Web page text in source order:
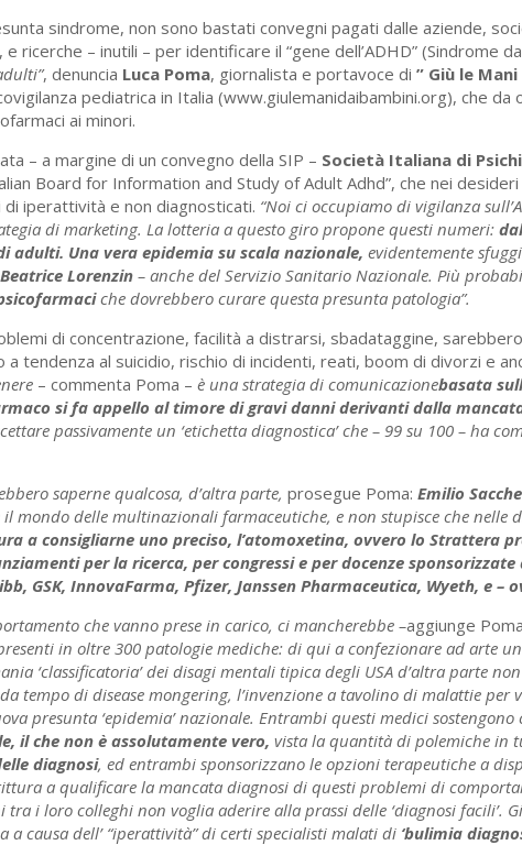
sindrome, non sono bastati convegni pagati dalle aziende,
ricerche – inutili – per identificare il “gene dell’ADHD” (Sindrome
, denuncia Luca Poma, giornalista e portavoce di” Giù le
pediatrica in Italia (www.giulemanidaibambini.org), che
ai minori.
– a margine di un convegno della SIP – Società Italiana di
Board for Information and Study of Adult Adhd”, che nei
iperattività e non diagnosticati. “Noi ci occupiamo di vigilanza
di marketing. La lotteria a questo giro propone questi numeri:
adulti. Una vera epidemia su scala nazionale, evidentemente
Beatrice Lorenzin – anche del Servizio Sanitario Nazionale. Più
che dovrebbero curare questa presunta patologia”.
di concentrazione, facilità a distrarsi, sbadataggine,
tendenza al suicidio, rischio di incidenti, reati, boom di divorzi e
– commenta Poma –è una strategia di comunicazionebasata
si fa appello al timore di gravi danni derivanti dalla
passivamente un ‘etichetta diagnostica’ che – 99 su 100 – ha
saperne qualcosa, d’altra parte, prosegue Poma:Emilio
mondo delle multinazionali farmaceutiche, e non stupisce che nelle
a consigliarne uno preciso, l’atomoxetina, ovvero lo Strattera
per la ricerca, per congressi e per docenze
GSK, InnovaFarma, Pfizer, Janssen Pharmaceutica, Wyeth, e –
che vanno prese in carico, ci mancherebbe –aggiunge
in oltre 300 patologie mediche: di qui a confezionare ad arte
‘classificatoria’ dei disagi mentali tipica degli USA d’altra parte
tempo di disease mongering, l’invenzione a tavolino di malattie
presunta ‘epidemia’ nazionale. Entrambi questi medici
il che non è assolutamente vero, vista la quantità di polemiche in
diagnosi, ed entrambi sponsorizzano le opzioni terapeutiche a
a qualificare la mancata diagnosi di questi problemi di
i loro colleghi non voglia aderire alla prassi delle ‘diagnosi facili’.
a causa dell’ “iperattività” di certi specialisti malati di ‘bulimia